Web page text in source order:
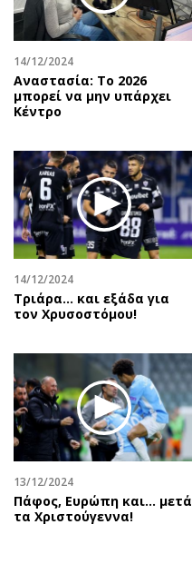
14/12/2024
Αναστασία: Το 2026
μπορεί να μην υπάρχει
Κέντρο
14/12/2024
Τριάρα… και εξάδα για
τον Χρυσοστόμου!
13/12/2024
Πάφος, Ευρώπη και… μετά
τα Χριστούγεννα!